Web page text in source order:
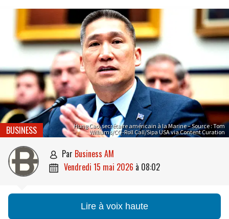
Hung Cao, secrétaire américain à la Marine – Source : Tom
Williams/CQ-Roll Call/Sipa USA via Content Curation
BUSINESS
 par Business AM
 vendredi 15 mai 2026 à 08:02
Lire à voix haute